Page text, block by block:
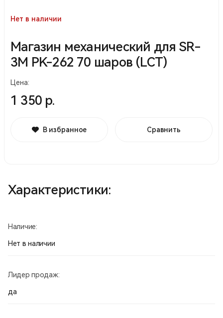
Нет в наличии
Магазин механический для SR-
3M PK-262 70 шаров (LCT)
Цена:
1 350 р.
В избранное Сравнить
Характеристики:
Наличие:
Нет в наличии
Лидер продаж:
да